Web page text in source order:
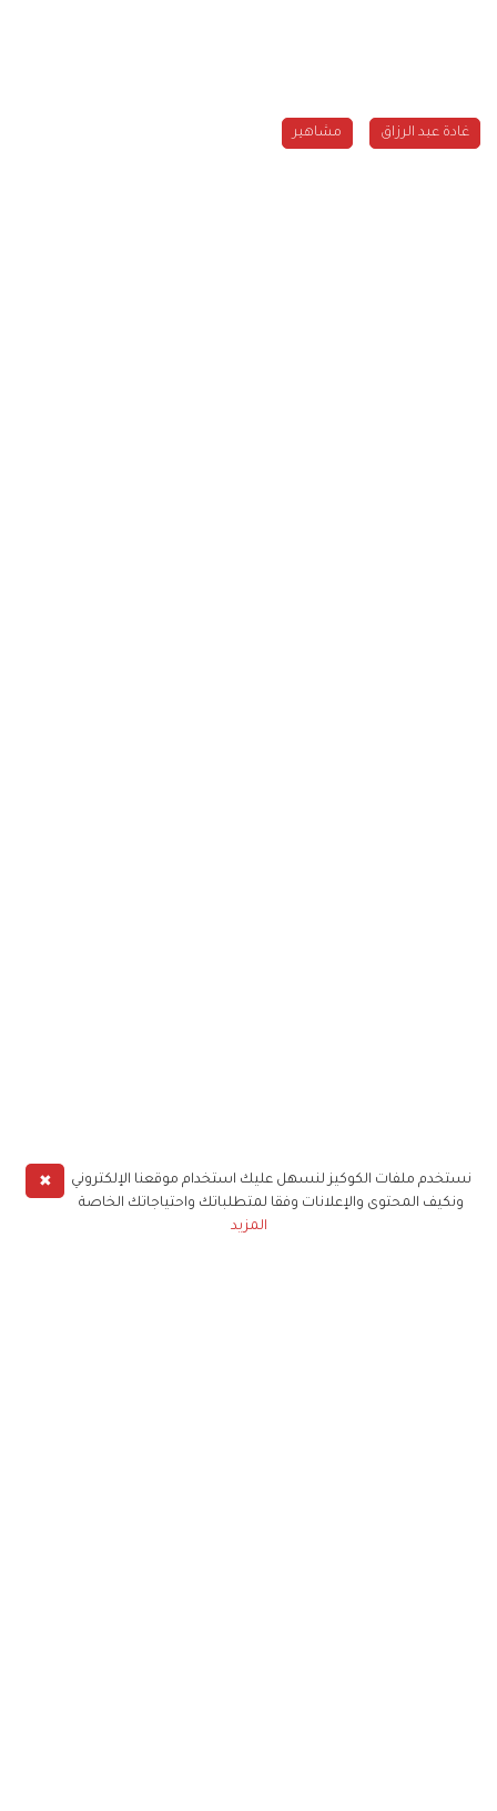
غادة عبد الرزاق مشاهير
✖
نستخدم ملفات الكوكيز لنسهل عليك استخدام موقعنا الإلكتروني
ونكيف المحتوى والإعلانات وفقا لمتطلباتك واحتياجاتك الخاصة
المزيد